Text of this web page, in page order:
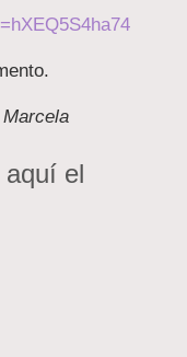
aquí el